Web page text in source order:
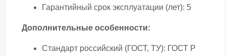
Гарантийный срок эксплуатации (лет): 5
Дополнительные особенности:
Стандарт российский (ГОСТ, ТУ): ГОСТ Р